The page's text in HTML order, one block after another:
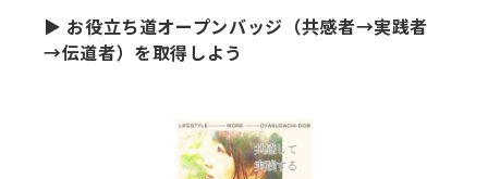
▶ お役立ち道オープンバッジ（共感者→実践者
→伝道者）を取得しよう